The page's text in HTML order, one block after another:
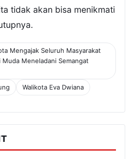
tidak akan bisa menikmati
Mengajak Seluruh Masyarakat
Meneladani Semangat
Walikota Eva Dwiana